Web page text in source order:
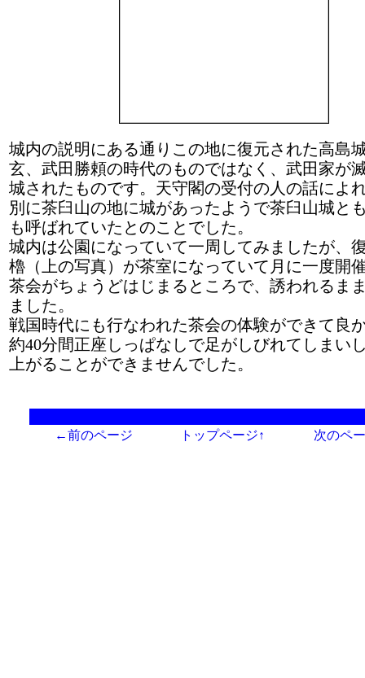
城内の説明にある通りこの地に復元された高島
玄、武田勝頼の時代のものではなく、武田家が
城されたものです。天守閣の受付の人の話によ
別に茶臼山の地に城があったようで茶臼山城と
も呼ばれていたとのことでした。
城内は公園になっていて一周してみましたが、
櫓（上の写真）が茶室になっていて月に一度開
茶会がちょうどはじまるところで、誘われるま
ました。
戦国時代にも行なわれた茶会の体験ができて良
約40分間正座しっぱなしで足がしびれてしまい
上がることができませんでした。
←前のページ トップページ↑ 次のペ